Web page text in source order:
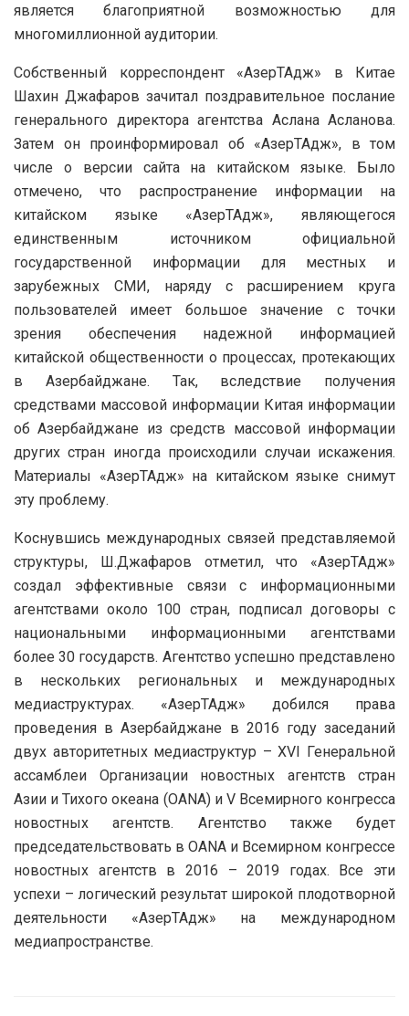
является благоприятной возможностью для
многомиллионной аудитории.
Собственный корреспондент «АзерТАдж» в Китае
Шахин Джафаров зачитал поздравительное послание
генерального директора агентства Аслана Асланова.
Затем он проинформировал об «АзерТАдж», в том
числе о версии сайта на китайском языке. Было
отмечено, что распространение информации на
китайском языке «АзерТАдж», являющегося
единственным источником официальной
государственной информации для местных и
зарубежных СМИ, наряду с расширением круга
пользователей имеет большое значение с точки
зрения обеспечения надежной информацией
китайской общественности о процессах, протекающих
в Азербайджане. Так, вследствие получения
средствами массовой информации Китая информации
об Азербайджане из средств массовой информации
других стран иногда происходили случаи искажения.
Материалы «АзерТАдж» на китайском языке снимут
эту проблему.
Коснувшись международных связей представляемой
структуры, Ш.Джафаров отметил, что «АзерТАдж»
создал эффективные связи с информационными
агентствами около 100 стран, подписал договоры с
национальными информационными агентствами
более 30 государств. Агентство успешно представлено
в нескольких региональных и международных
медиаструктурах. «АзерТАдж» добился права
проведения в Азербайджане в 2016 году заседаний
двух авторитетных медиаструктур – XVI Генеральной
ассамблеи Организации новостных агентств стран
Азии и Тихого океана (OANA) и V Всемирного конгресса
новостных агентств. Агентство также будет
председательствовать в OANA и Всемирном конгрессе
новостных агентств в 2016 – 2019 годах. Все эти
успехи – логический результат широкой плодотворной
деятельности «АзерТАдж» на международном
медиапространстве.